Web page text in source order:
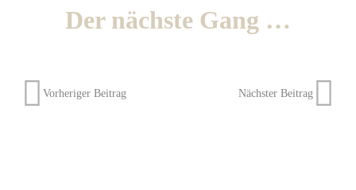
Der nächste Gang …
Vorheriger Beitrag Nächster Beitrag